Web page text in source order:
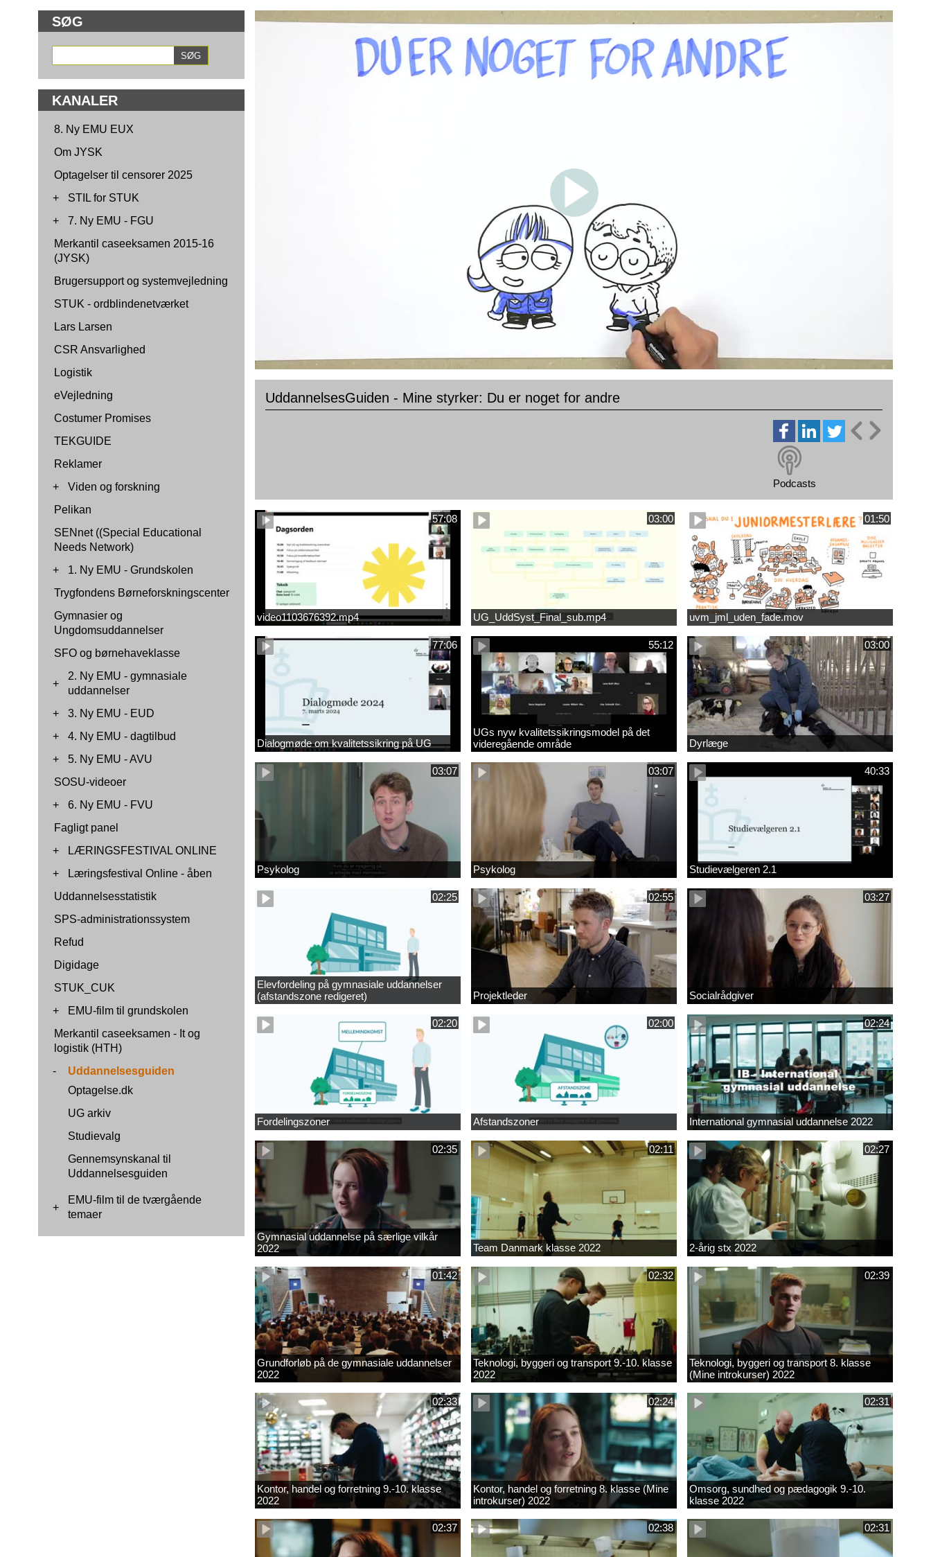
SØG
KANALER
8. Ny EMU EUX
Om JYSK
Optagelser til censorer 2025
+
STIL for STUK
+
7. Ny EMU - FGU
Merkantil caseeksamen 2015-16
(JYSK)
Brugersupport og systemvejledning
STUK - ordblindenetværket
Lars Larsen
CSR Ansvarlighed
Logistik
eVejledning
Costumer Promises
TEKGUIDE
Reklamer
+
Viden og forskning
Pelikan
SENnet ((Special Educational
Needs Network)
+
1. Ny EMU - Grundskolen
Trygfondens Børneforskningscenter
Gymnasier og
Ungdomsuddannelser
SFO og børnehaveklasse
+
2. Ny EMU - gymnasiale
uddannelser
+
3. Ny EMU - EUD
+
4. Ny EMU - dagtilbud
+
5. Ny EMU - AVU
SOSU-videoer
+
6. Ny EMU - FVU
Fagligt panel
+
LÆRINGSFESTIVAL ONLINE
+
Læringsfestival Online - åben
Uddannelsesstatistik
SPS-administrationssystem
Refud
Digidage
STUK_CUK
+
EMU-film til grundskolen
Merkantil caseeksamen - It og
logistik (HTH)
-
Uddannelsesguiden
Optagelse.dk
UG arkiv
Studievalg
Gennemsynskanal til
Uddannelsesguiden
+
EMU-film til de tværgående
temaer
UddannelsesGuiden - Mine styrker: Du er noget for andre
Podcasts
57:08
video1103676392.mp4
03:00
UG_UddSyst_Final_sub.mp4
01:50
uvm_jml_uden_fade.mov
77:06
Dialogmøde om kvalitetssikring på UG
55:12
UGs nyw kvalitetssikringsmodel på det
videregående område
03:00
Dyrlæge
03:07
Psykolog
03:07
Psykolog
40:33
Studievælgeren 2.1
02:25
Elevfordeling på gymnasiale uddannelser
(afstandszone redigeret)
02:55
Projektleder
03:27
Socialrådgiver
02:20
Fordelingszoner
02:00
Afstandszoner
02:24
International gymnasial uddannelse 2022
02:35
Gymnasial uddannelse på særlige vilkår
2022
02:11
Team Danmark klasse 2022
02:27
2-årig stx 2022
01:42
Grundforløb på de gymnasiale uddannelser
2022
02:32
Teknologi, byggeri og transport 9.-10. klasse
2022
02:39
Teknologi, byggeri og transport 8. klasse
(Mine introkurser) 2022
02:33
Kontor, handel og forretning 9.-10. klasse
2022
02:24
Kontor, handel og forretning 8. klasse (Mine
introkurser) 2022
02:31
Omsorg, sundhed og pædagogik 9.-10.
klasse 2022
02:37 02:38 02:31